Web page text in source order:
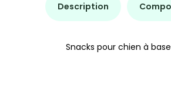
Description
Snacks pour chien à